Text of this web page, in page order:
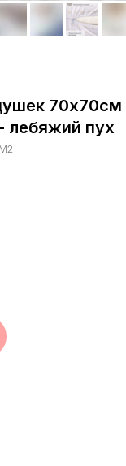
лебяжий пух